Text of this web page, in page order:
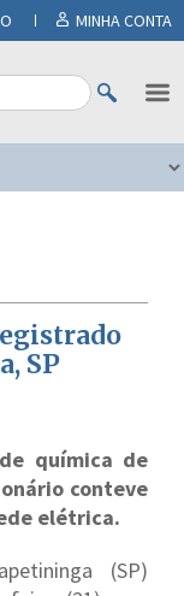
MINHA CONTA
SP
química de
conteve
elétrica.
(SP)